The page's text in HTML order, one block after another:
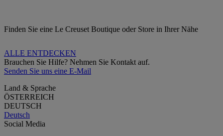
Finden Sie eine Le Creuset Boutique oder Store in Ihrer Nähe
ALLE ENTDECKEN
Brauchen Sie Hilfe? Nehmen Sie Kontakt auf.
Senden Sie uns eine E-Mail
Land & Sprache
ÖSTERREICH
DEUTSCH
Deutsch
Social Media